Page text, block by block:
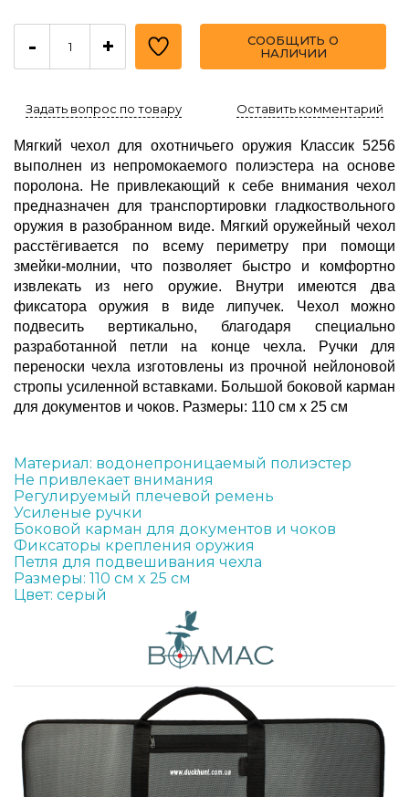
- +
СООБЩИТЬ О
НАЛИЧИИ
Задать вопрос по товару Оставить комментарий
Мягкий чехол для охотничьего оружия Классик 5256
выполнен из непромокаемого полиэстера на основе
поролона. Не привлекающий к себе внимания чехол
предназначен для транспортировки гладкоствольного
оружия в разобранном виде. Мягкий оружейный чехол
расстёгивается по всему периметру при помощи
змейки-молнии, что позволяет быстро и комфортно
извлекать из него оружие. Внутри имеются два
фиксатора оружия в виде липучек. Чехол можно
подвесить вертикально, благодаря специально
разработанной петли на конце чехла. Ручки для
переноски чехла изготовлены из прочной нейлоновой
стропы усиленной вставками. Большой боковой карман
для документов и чоков. Размеры: 110 см x 25 см
Материал: водонепроницаемый полиэстер
Не привлекает внимания
Регулируемый плечевой ремень
Усиленые ручки
Боковой карман для документов и чоков
Фиксаторы крепления оружия
Петля для подвешивания чехла
Размеры: 110 см x 25 см
Цвет: серый